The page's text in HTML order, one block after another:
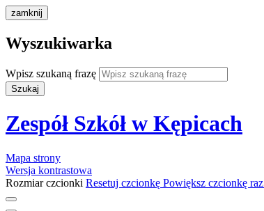
zamknij
Wyszukiwarka
Wpisz szukaną frazę
Szukaj
Zespół Szkół w Kępicach
Mapa strony
Wersja kontrastowa
Rozmiar czcionki Resetuj czcionkę Powiększ czcionkę raz